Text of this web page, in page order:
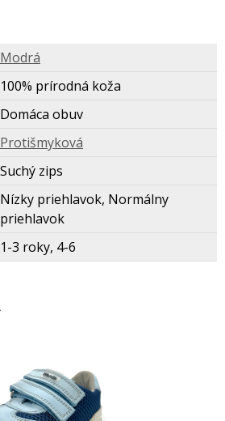
Modr
100% prírodná koža
Domáca obuv
Protišmykov
Suchý zips
Nízky priehlavok, Normálny
priehlavok
1-3 roky, 4-6